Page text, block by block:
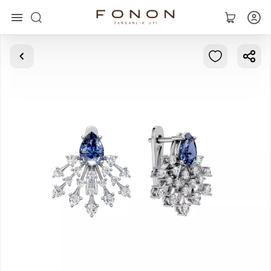
Главная
Браслеты